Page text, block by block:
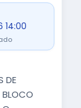
14:00
DE
BLOCO